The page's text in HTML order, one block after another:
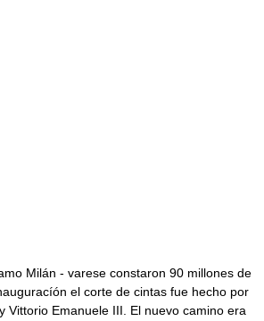
Milán - varese constaron 90 millones de
el corte de cintas fue hecho por
Vittorio Emanuele III. El nuevo camino era